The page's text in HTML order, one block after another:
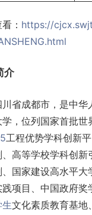
： https://
介
省成都市，是中华
，位列国家首批世
工程优势学科创新
高等学校学科创新
国家建设高水平大
项目、中国政府奖
生文化素质教育基地